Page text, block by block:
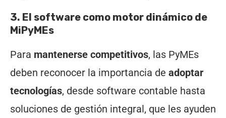
3. El software como motor dinámico de
MiPyMEs
Para mantenerse competitivos, las PyMEs
deben reconocer la importancia de adoptar
tecnologías, desde software contable hasta
soluciones de gestión integral, que les ayuden